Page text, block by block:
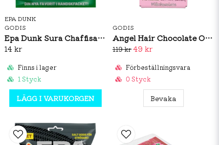
EPA DUNK
GODIS
Epa Dunk Sura Chaffisar 80g
14 kr
Finns i lager
1 Styck
LÄGG I VARUKORGEN
GODIS
Angel Hair Chocolate Original Taste 100g
119 kr 49 kr
Förbeställningsvara
0 Styck
Bevaka